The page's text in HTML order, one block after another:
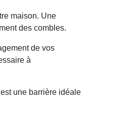
maison. Une
des combles.
de vos
à
une barrière idéale